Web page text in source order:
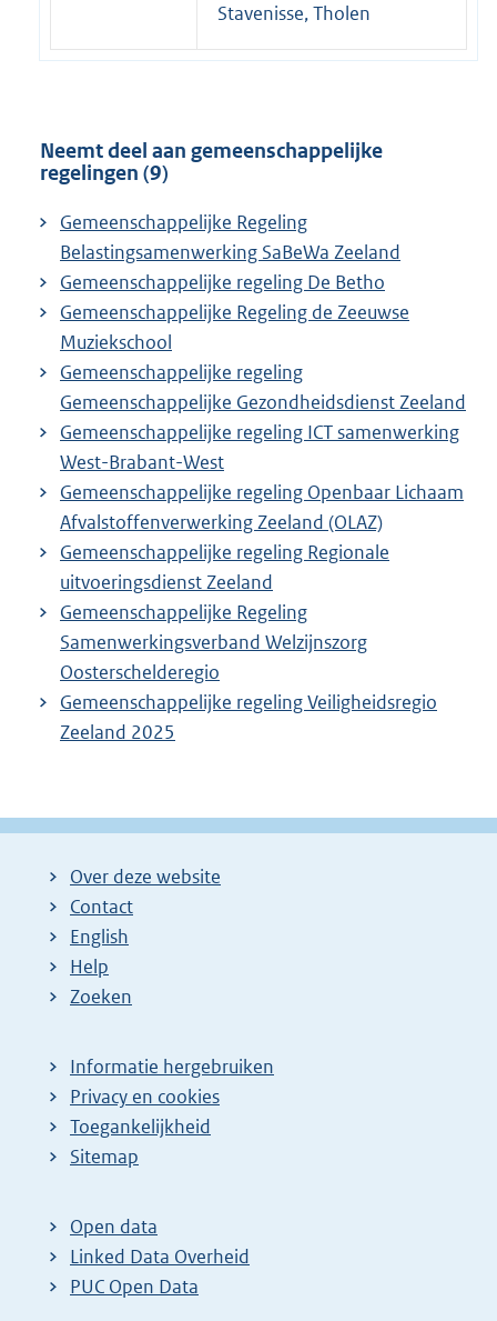
Stavenisse, Tholen
Neemt deel aan gemeenschappelijke
regelingen (9)
Gemeenschappelijke Regeling
Belastingsamenwerking SaBeWa Zeeland
Gemeenschappelijke regeling De Betho
Gemeenschappelijke Regeling de Zeeuwse
Muziekschool
Gemeenschappelijke regeling
Gemeenschappelijke Gezondheidsdienst Zeeland
Gemeenschappelijke regeling ICT samenwerking
West-Brabant-West
Gemeenschappelijke regeling Openbaar Lichaam
Afvalstoffenverwerking Zeeland (OLAZ)
Gemeenschappelijke regeling Regionale
uitvoeringsdienst Zeeland
Gemeenschappelijke Regeling
Samenwerkingsverband Welzijnszorg
Oosterschelderegio
Gemeenschappelijke regeling Veiligheidsregio
Zeeland 2025
Over deze website
Contact
English
Help
Zoeken
Informatie hergebruiken
Privacy en cookies
Toegankelijkheid
Sitemap
Open data
Linked Data Overheid
PUC Open Data